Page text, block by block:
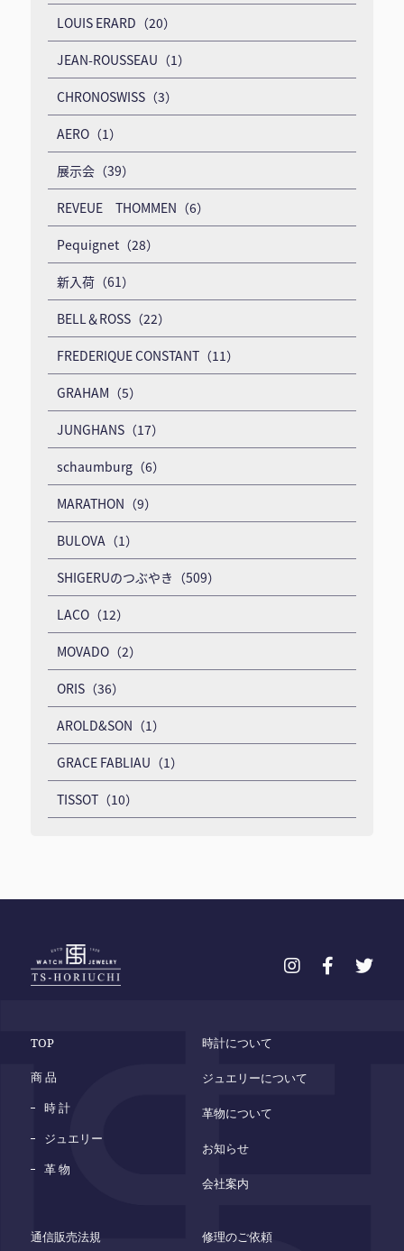
LOUIS ERARD（20）
JEAN-ROUSSEAU（1）
CHRONOSWISS（3）
AERO（1）
展示会（39）
REVEUE THOMMEN（6）
Pequignet（28）
新入荷（61）
BELL＆ROSS（22）
FREDERIQUE CONSTANT（11）
GRAHAM（5）
JUNGHANS（17）
schaumburg（6）
MARATHON（9）
BULOVA（1）
SHIGERUのつぶやき（509）
LACO（12）
MOVADO（2）
ORIS（36）
AROLD&SON（1）
GRACE FABLIAU（1）
TISSOT（10）
TOP
商 品
時 計
ジュエリー
革 物
時計について
ジュエリーについて
革物について
お知らせ
会社案内
通信販売法規 修理のご依頼